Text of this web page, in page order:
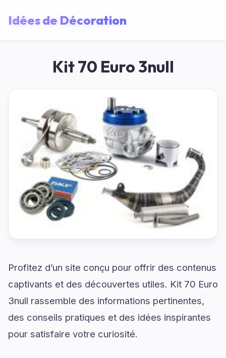
Idées de Décoration
Kit 70 Euro 3null
Profitez d’un site conçu pour offrir des contenus
captivants et des découvertes utiles. Kit 70 Euro
3null rassemble des informations pertinentes,
des conseils pratiques et des idées inspirantes
pour satisfaire votre curiosité.